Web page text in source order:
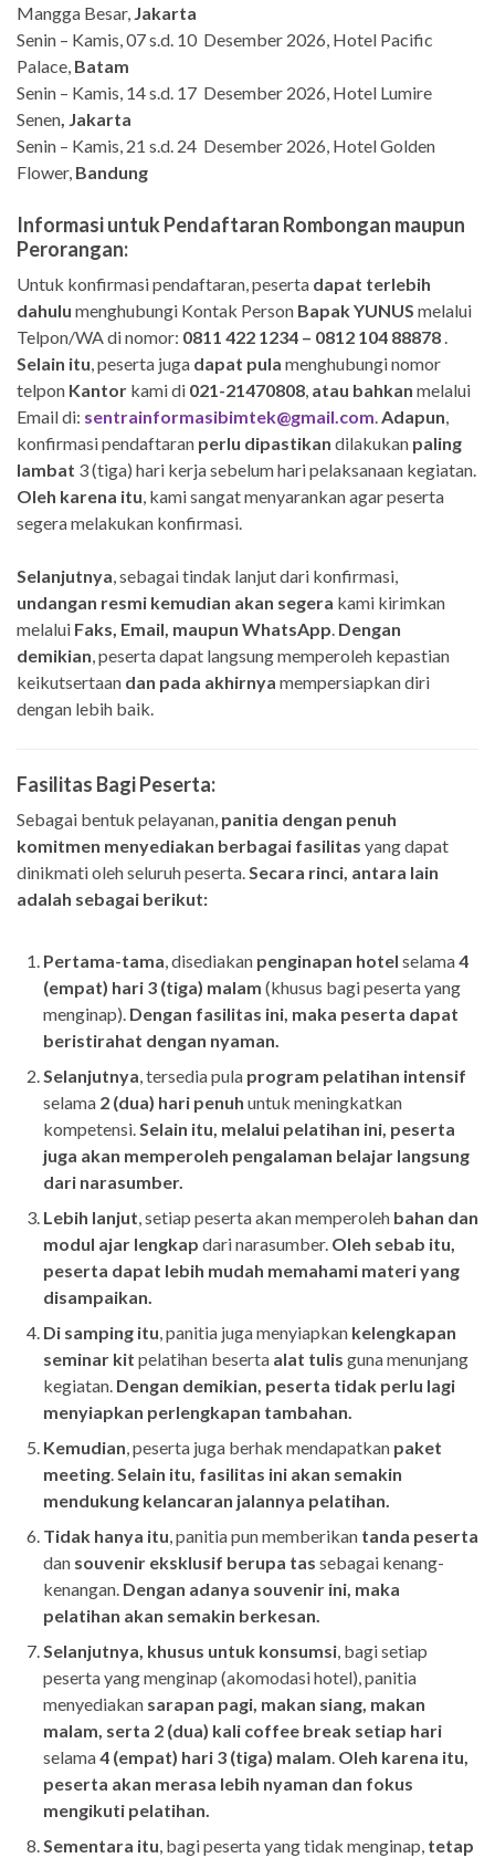
Mangga Besar, Jakarta
Senin – Kamis, 07 s.d. 10 Desember 2026, Hotel Pacific
Palace, Batam
Senin – Kamis, 14 s.d. 17 Desember 2026, Hotel Lumire
Senen, Jakarta
Senin – Kamis, 21 s.d. 24 Desember 2026, Hotel Golden
Flower, Bandung
Informasi untuk Pendaftaran Rombongan maupun
Perorangan:
Untuk konfirmasi pendaftaran, peserta dapat terlebih
dahulu menghubungi Kontak Person Bapak YUNUS melalui
Telpon/WA di nomor: 0811 422 1234 – 0812 104 88878 .
Selain itu, peserta juga dapat pula menghubungi nomor
telpon Kantor kami di 021-21470808, atau bahkan melalui
Email di: sentrainformasibimtek@gmail.com.Adapun,
konfirmasi pendaftaran perlu dipastikan dilakukan paling
lambat 3 (tiga) hari kerja sebelum hari pelaksanaan kegiatan.
Oleh karena itu, kami sangat menyarankan agar peserta
segera melakukan konfirmasi.
Selanjutnya, sebagai tindak lanjut dari konfirmasi,
undangan resmi kemudian akan segera kami kirimkan
melalui Faks, Email, maupun WhatsApp. Dengan
demikian, peserta dapat langsung memperoleh kepastian
keikutsertaan dan pada akhirnya mempersiapkan diri
dengan lebih baik.
Fasilitas Bagi Peserta:
Sebagai bentuk pelayanan, panitia dengan penuh
komitmen menyediakan berbagai fasilitas yang dapat
dinikmati oleh seluruh peserta.Secara rinci, antara lain
adalah sebagai berikut:
Pertama-tama, disediakan penginapan hotel selama4
(empat) hari 3 (tiga) malam (khusus bagi peserta yang
menginap). Dengan fasilitas ini, maka peserta dapat
beristirahat dengan nyaman.
Selanjutnya, tersedia pula program pelatihan intensif
selama 2 (dua) hari penuh untuk meningkatkan
kompetensi.Selain itu, melalui pelatihan ini, peserta
juga akan memperoleh pengalaman belajar langsung
dari narasumber.
Lebih lanjut, setiap peserta akan memperoleh bahan dan
modul ajar lengkap dari narasumber. Oleh sebab itu,
peserta dapat lebih mudah memahami materi yang
disampaikan.
Di samping itu, panitia juga menyiapkan kelengkapan
seminar kit pelatihan beserta alat tulis guna menunjang
kegiatan. Dengan demikian, peserta tidak perlu lagi
menyiapkan perlengkapan tambahan.
Kemudian, peserta juga berhak mendapatkan paket
meeting.Selain itu, fasilitas ini akan semakin
mendukung kelancaran jalannya pelatihan.
Tidak hanya itu, panitia pun memberikan tanda peserta
dan souvenir eksklusif berupa tas sebagai kenang-
kenangan. Dengan adanya souvenir ini, maka
pelatihan akan semakin berkesan.
Selanjutnya, khusus untuk konsumsi, bagi setiap
peserta yang menginap (akomodasi hotel), panitia
menyediakan sarapan pagi, makan siang, makan
malam, serta 2 (dua) kali coffee break setiap hari
selama4 (empat) hari 3 (tiga) malam. Oleh karena itu,
peserta akan merasa lebih nyaman dan fokus
mengikuti pelatihan.
Sementara itu, bagi peserta yang tidak menginap, tetap